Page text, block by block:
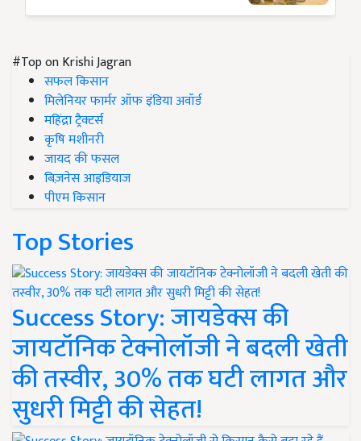
#Top on Krishi Jagran
सफल किसान
मिलेनियर फार्मर ऑफ इंडिया अवॉर्ड
महिंद्रा ट्रैक्टर्स
कृषि मशीनरी
जायद की फसल
बिज़नेस आइडियाज
पीएम किसान
Top Stories
Success Story: जायडेक्स की
जायटॉनिक टेक्नोलॉजी ने बदली खेती
की तस्वीर, 30% तक घटी लागत और
सुधरी मिट्टी की सेहत!